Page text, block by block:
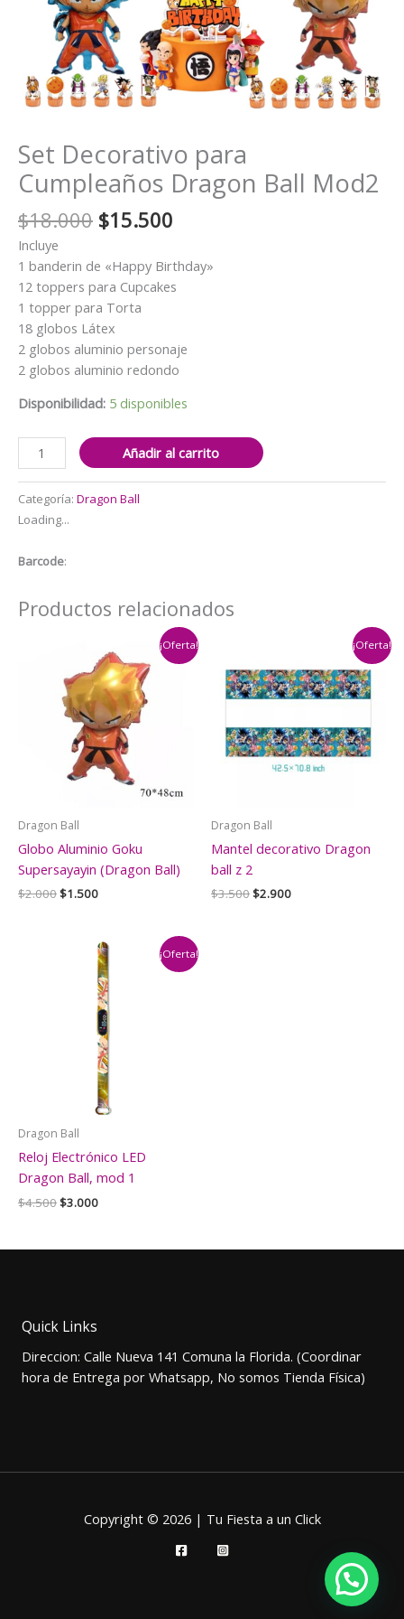
Set Decorativo para
Cumpleaños Dragon Ball Mod2
$18.000 El
original
era:
$18.000.
$15.500
actual
es:
Incluye
1 banderin de «Happy Birthday»
12 toppers para Cupcakes
1 topper para Torta
18 globos Látex
2 globos aluminio personaje
2 globos aluminio redondo
Disponibilidad: 5 disponibles
Decorativo
para
Cumpleaños
Dragon
Mod2
Añadir al carrito
Categoría: Dragon Ball
Loading...
Barcode:
Productos relacionados
¡Oferta!
Dragon Ball
Globo Aluminio Goku
Supersayayin (Dragon Ball)
$2.000El
$2.000.
$1.500El
es:
$1.500.
¡Oferta!
Dragon Ball
Mantel decorativo Dragon
ball z 2
$3.500El
$2.900El
¡Oferta!
Dragon Ball
Reloj Electrónico LED
Dragon Ball, mod 1
$4.500El
era:
$3.000El
es:
Quick Links
Direccion: Calle Nueva 141 Comuna la Florida. (Coordinar
hora de Entrega por Whatsapp, No somos Tienda Física)
Copyright © 2026 | Tu Fiesta a un Click